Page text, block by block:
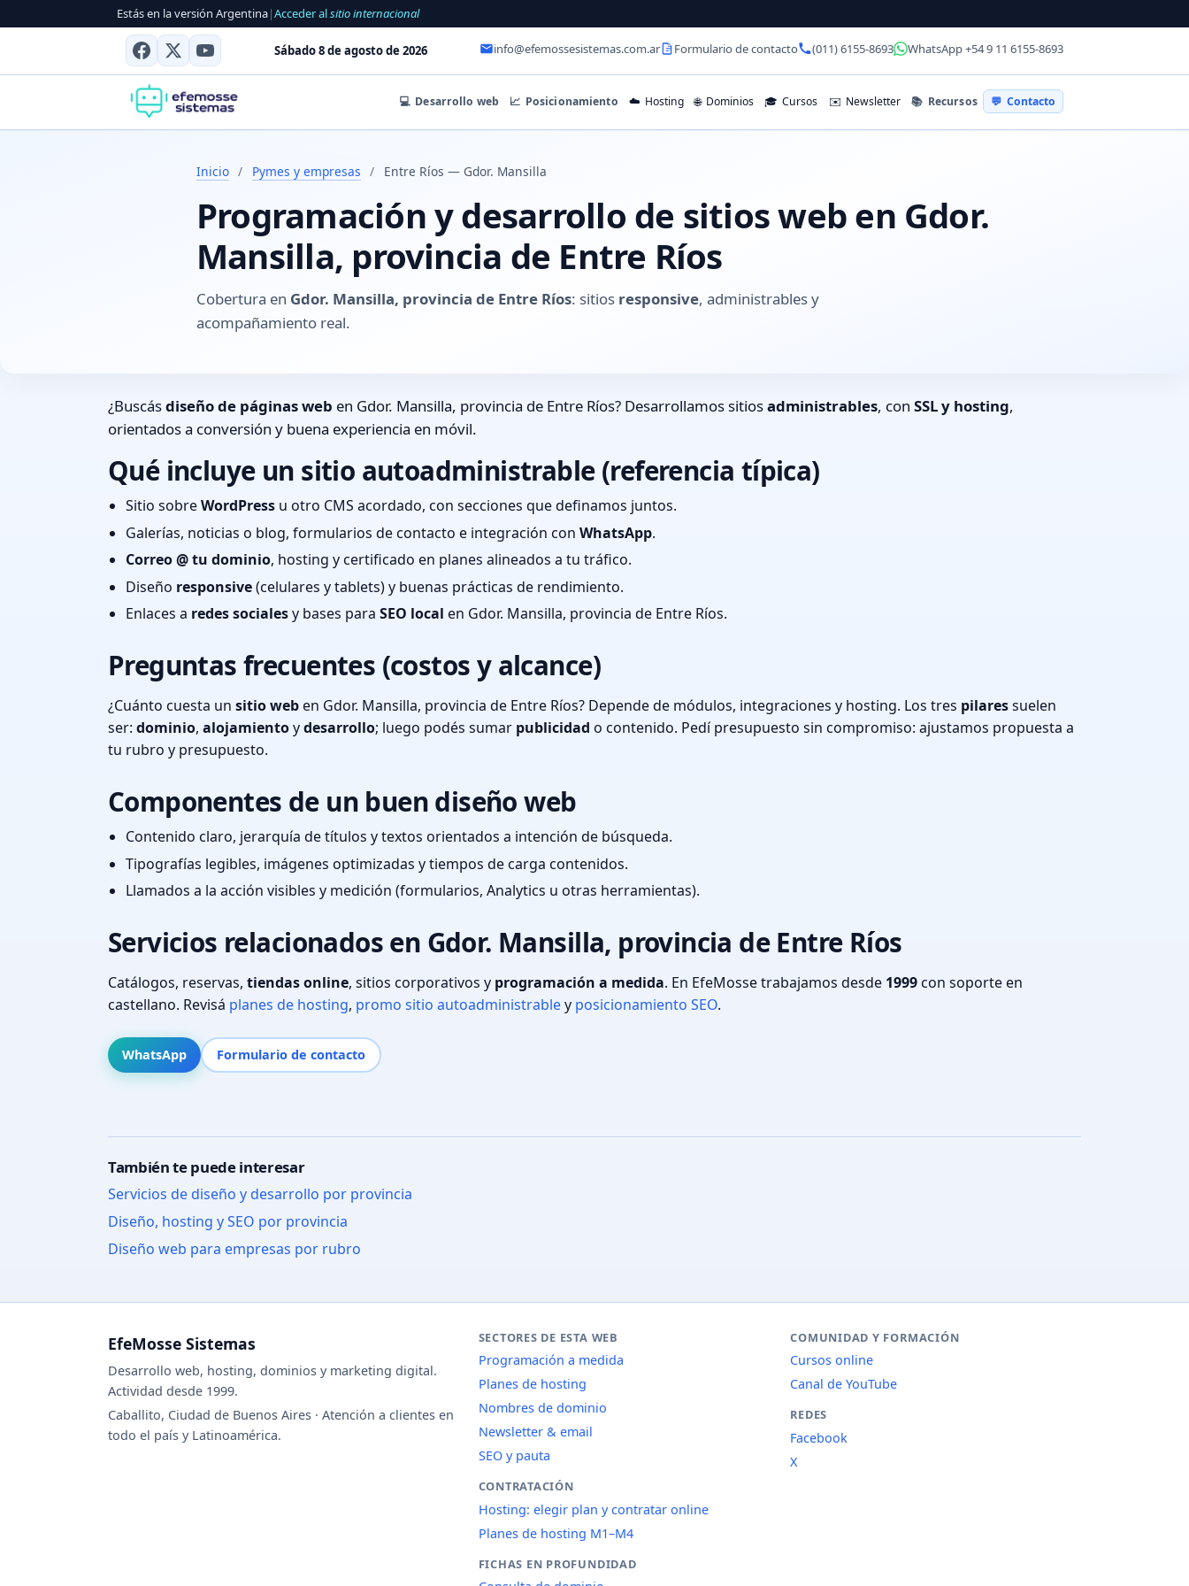
Estás en la versión Argentina|Acceder alsitio internacional
Sábado 8 de agosto de 2026 info@efemossesistemas.com.ar Formulario de contacto (011) 6155-8693 WhatsApp +54 9 11 6155-8693
💻 Desarrollo web 📈 Posicionamiento ☁️ Hosting 🌐 Dominios 🎓 Cursos ✉️ Newsletter 📚 Recursos 💬 Contacto
Inicio / Pymes y empresas / Entre Ríos — Gdor. Mansilla
Programación y desarrollo de sitios web en Gdor.
Mansilla, provincia de Entre Ríos
Cobertura en Gdor. Mansilla, provincia de Entre Ríos: sitios responsive, administrables y
acompañamiento real.
¿Buscásdiseño de páginas web en Gdor. Mansilla, provincia de Entre Ríos? Desarrollamos sitiosadministrables, con SSL y hosting,
orientados a conversión y buena experiencia en móvil.
Qué incluye un sitio autoadministrable (referencia típica)
Sitio sobreWordPress u otro CMS acordado, con secciones que definamos juntos.
Galerías, noticias o blog, formularios de contacto e integración con WhatsApp.
Correo @ tu dominio, hosting y certificado en planes alineados a tu tráfico.
Diseño responsive(celulares y tablets) y buenas prácticas de rendimiento.
Enlaces a redes socialesy bases para SEO local en Gdor. Mansilla, provincia de Entre Ríos.
Preguntas frecuentes (costos y alcance)
¿Cuánto cuesta un sitio weben Gdor. Mansilla, provincia de Entre Ríos? Depende de módulos, integraciones y hosting. Los tres pilaressuelen
ser: dominio, alojamientoydesarrollo; luego podés sumar publicidad o contenido. Pedí presupuesto sin compromiso: ajustamos propuesta a
tu rubro y presupuesto.
Componentes de un buen diseño web
Contenido claro, jerarquía de títulos y textos orientados a intención de búsqueda.
Tipografías legibles, imágenes optimizadas y tiempos de carga contenidos.
Llamados a la acción visibles y medición (formularios, Analytics u otras herramientas).
Servicios relacionados en Gdor. Mansilla, provincia de Entre Ríos
Catálogos, reservas, tiendas online, sitios corporativos y programación a medida. En EfeMosse trabajamos desde 1999con soporte en
castellano. Revisá planes de hosting, promo sitio autoadministrabley posicionamiento SEO.
WhatsApp Formulario de contacto
También te puede interesar
Servicios de diseño y desarrollo por provincia
Diseño, hosting y SEO por provincia
Diseño web para empresas por rubro
EfeMosse Sistemas
Desarrollo web, hosting, dominios y marketing digital.
Actividad desde 1999.
Caballito, Ciudad de Buenos Aires · Atención a clientes en
todo el país y Latinoamérica.
SECTORES DE ESTA WEB
Programación a medida
Planes de hosting
Nombres de dominio
Newsletter & email
SEO y pauta
CONTRATACIÓN
Hosting: elegir plan y contratar online
Planes de hosting M1–M4
FICHAS EN PROFUNDIDAD
COMUNIDAD Y FORMACIÓN
Cursos online
Canal de YouTube
REDES
Facebook
X